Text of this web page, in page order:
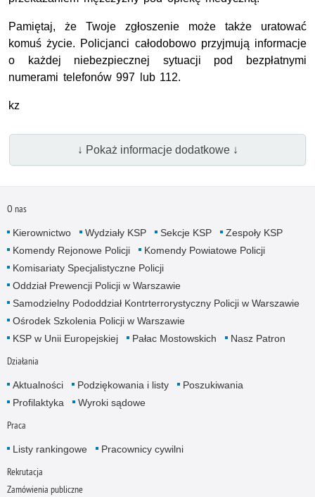
Pamiętaj, że Twoje zgłoszenie może także uratować
komuś życie. Policjanci całodobowo przyjmują informacje
o każdej niebezpiecznej sytuacji pod bezpłatnymi
numerami telefonów 997 lub 112.
kz
↓ Pokaż informacje dodatkowe ↓
O nas
Kierownictwo Wydziały KSP Sekcje KSP
Zespoły KSP
Komendy Rejonowe Policji
Komendy Powiatowe Policji
Komisariaty Specjalistyczne Policji
Oddział Prewencji Policji w Warszawie
Samodzielny Pododdział Kontrterrorystyczny Policji w Warszawie
Ośrodek Szkolenia Policji w Warszawie
KSP w Unii Europejskiej
Pałac Mostowskich Nasz Patron
Działania
Aktualności Podziękowania i listy
Poszukiwania
Profilaktyka
Wyroki sądowe
Praca
Listy rankingowe Pracownicy cywilni
Rekrutacja
Zamówienia publiczne